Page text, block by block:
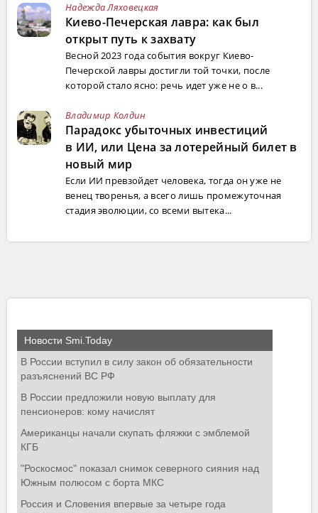
Надежда Ляховецкая
Киево-Печерская лавра: как был
открыт путь к захвату
Весной 2023 года события вокруг Киево-
Печерской лавры достигли той точки, после
которой стало ясно: речь идет уже не о в...
Владимир Колдин
Парадокс убыточных инвестиций
в ИИ, или Цена за лотерейный билет в
новый мир
Если ИИ превзойдет человека, тогда он уже не
венец творенья, а всего лишь промежуточная
стадия эволюции, со всеми вытека...